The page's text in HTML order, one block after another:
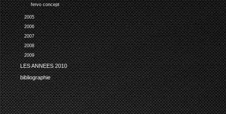
fervo concept
2005
2006
2007
2008
2009
LES ANNEES 2010
bibliographie